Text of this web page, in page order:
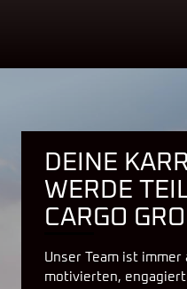
DEINE
WERDE
CARGO
Unser Team ist immer
motivierten,